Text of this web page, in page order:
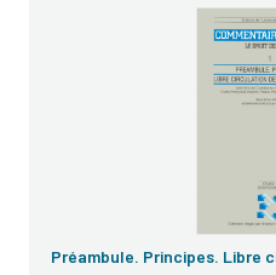
Préambule. Principes. Libre